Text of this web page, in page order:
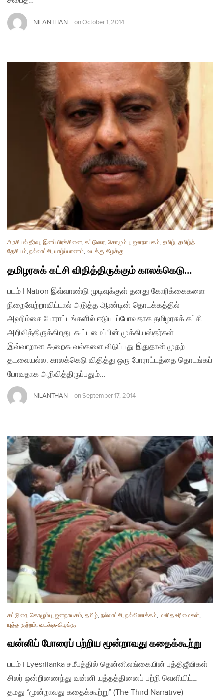
NILANTHAN on October 1, 2014
அரசியல் தீர்வு, இனப் பிரச்சினை, கட்டுரை, கொழும்பு, ஜனநாயகம், தமிழ், தமிழ்த்
தேசியம், நல்லாட்சி, யாழ்ப்பாணம், வடக்கு-கிழக்கு
தமிழரசுக் கட்சி விதித்திருக்கும் காலக்கெடு…
படம் | Nation இவ்வாண்டு முடிவுக்குள் தனது கோரிக்கைகளை
நிறைவேற்றாவிட்டால் அடுத்த ஆண்டின் தொடக்கத்தில்
அஹிம்சை போராட்டங்களில் ஈடுபடப்போவதாக தமிழரசுக் கட்சி
அறிவித்திருக்கிறது. கூட்டமைப்பின் முக்கியஸ்தர்கள்
இவ்வாறான அறைகூவல்களை விடுப்பது இதுதான் முதற்
தடவையல்ல. காலக்கெடு விதித்து ஒரு போராட்டத்தை தொடங்கப்
போவதாக அறிவித்திருப்பதும்…
NILANTHAN on September 17, 2014
கட்டுரை, கொழும்பு, ஜனநாயகம், தமிழ், நல்லாட்சி, நல்லிணக்கம், மனித உரிமைகள்,
யுத்த குற்றம், வடக்கு-கிழக்கு
வன்னிப் போரைப் பற்றிய மூன்றாவது கதைக்கூற்று
படம் | Eyesrilanka சமீபத்தில் தென்னிலங்கையின் புத்திஜீவிகள்
சிலர் ஒன்றிணைந்து வன்னி யுத்தத்தினைப் பற்றி வெளியிட்ட
தமது “மூன்றாவது கதைக்கூற்று” (The Third Narrative)